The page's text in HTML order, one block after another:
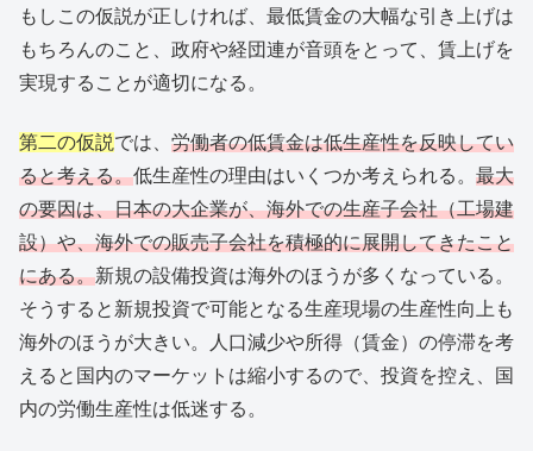
もしこの仮説が正しければ、最低賃金の大幅な引き上げは
もちろんのこと、政府や経団連が音頭をとって、賃上げを
実現することが適切になる。
第二の仮説では、 労働者の低賃金は低生産性を反映してい
ると考える。低生産性の理由はいくつか考えられる。 最大
の要因は、日本の大企業が、海外での生産子会社（工場建
設）や、海外での販売子会社を積極的に展開してきたこと
にある。新規の設備投資は海外のほうが多くなっている。
そうすると新規投資で可能となる生産現場の生産性向上も
海外のほうが大きい。人口減少や所得（賃金）の停滞を考
えると国内のマーケットは縮小するので、投資を控え、国
内の労働生産性は低迷する。